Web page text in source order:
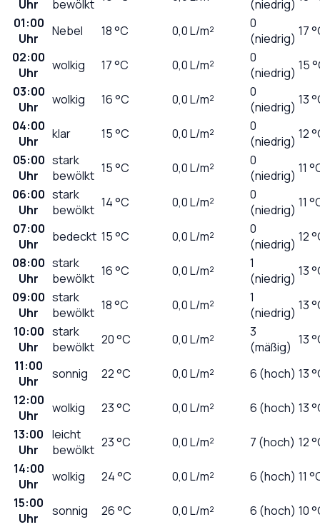
Uhr
bewölkt
(niedrig)
01:00
Uhr
Nebel 18°C 0,0L/m²
0
(niedrig) 17
02:00
Uhr
wolkig 17°C 0,0L/m²
0
(niedrig) 15
03:00
Uhr
wolkig 16°C 0,0L/m²
0
(niedrig) 13
04:00
Uhr
klar 15°C 0,0L/m²
0
(niedrig) 12
05:00
Uhr
stark
bewölkt 15°C 0,0L/m²
0
(niedrig) 11
06:00
Uhr
stark
bewölkt 14°C 0,0L/m²
0
(niedrig) 11
07:00
Uhr
bedeckt 15°C 0,0L/m²
0
(niedrig) 12
08:00
Uhr
stark
bewölkt 16°C 0,0L/m²
1
(niedrig) 13
09:00
Uhr
stark
bewölkt 18°C 0,0L/m²
1
(niedrig) 13
10:00
Uhr
stark
bewölkt 20°C 0,0L/m²
3
(mäßig) 13
11:00
Uhr
sonnig 22°C 0,0L/m² 6 (hoch) 13
12:00
Uhr
wolkig 23°C 0,0L/m² 6 (hoch) 13
13:00
Uhr
leicht
bewölkt 23°C 0,0L/m² 7 (hoch) 12
14:00
Uhr
wolkig 24°C 0,0L/m² 6 (hoch) 11
15:00
Uhr
sonnig 26°C 0,0L/m² 6 (hoch) 10